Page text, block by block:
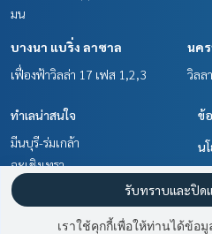
มน
บางนา แบริ่ง ลาซาล
เฟื่องฟ้าวิลล่า 17 เฟส 1,2,3
นค
วิลล
ทำเลน่าสนใจ
มีนบุรี-ร่มเกล้า
ฉะเชิงเทรา
สำโรง สมุทรปราการ
บางนา แบริ่ง ลาซาล
นครปฐม พุทธมณฑล ศาลายา
ข้
น
เ
วิ
เราใช้คุกกี้เพื่อให้ท่านได้ข้อ
รับทราบและปิด